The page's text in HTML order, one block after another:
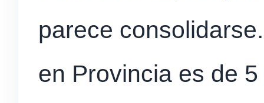
parece
en Provincia es de